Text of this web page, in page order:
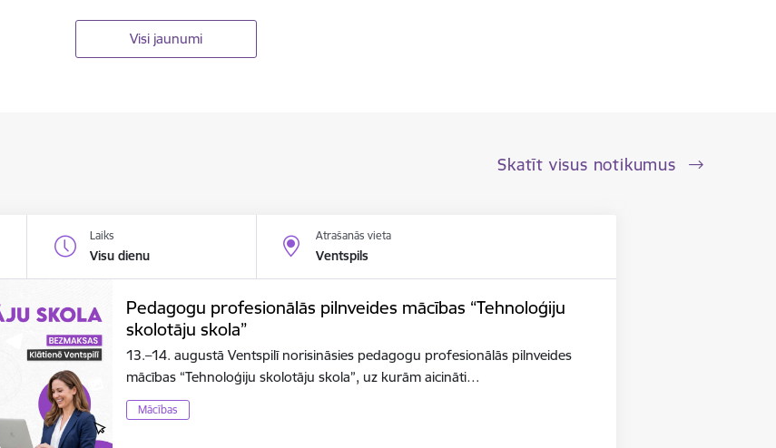
Visi jaunumi
Skatīt visus notikumus
Laiks
Visu dienu
Atrašanās vieta
Ventspils
Pedagogu profesionālās pilnveides mācības “Tehnoloģiju
skolotāju skola”
13.–14. augustā Ventspilī norisināsies pedagogu profesionālās pilnveides
mācības “Tehnoloģiju skolotāju skola”, uz kurām aicināti…
Mācības